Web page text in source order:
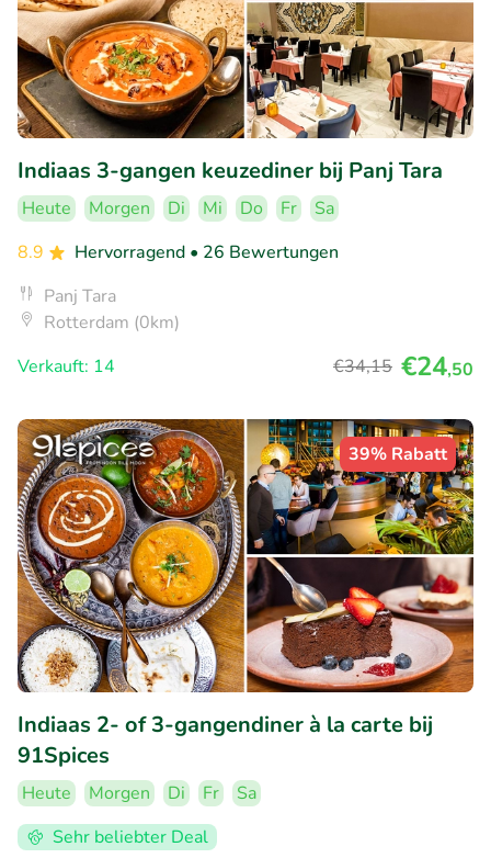
Indiaas 3-gangen keuzediner bij Panj Tara
Heute Morgen Di Mi Do Fr
Sa
8.9
Hervorragend • 26 Bewertungen
Panj Tara
Rotterdam (0km)
Verkauft: 14
€34,15 €24,50
39% Rabatt
Indiaas 2- of 3-gangendiner à la carte bij
91Spices
Heute Morgen Di Fr
Sa
Sehr beliebter Deal